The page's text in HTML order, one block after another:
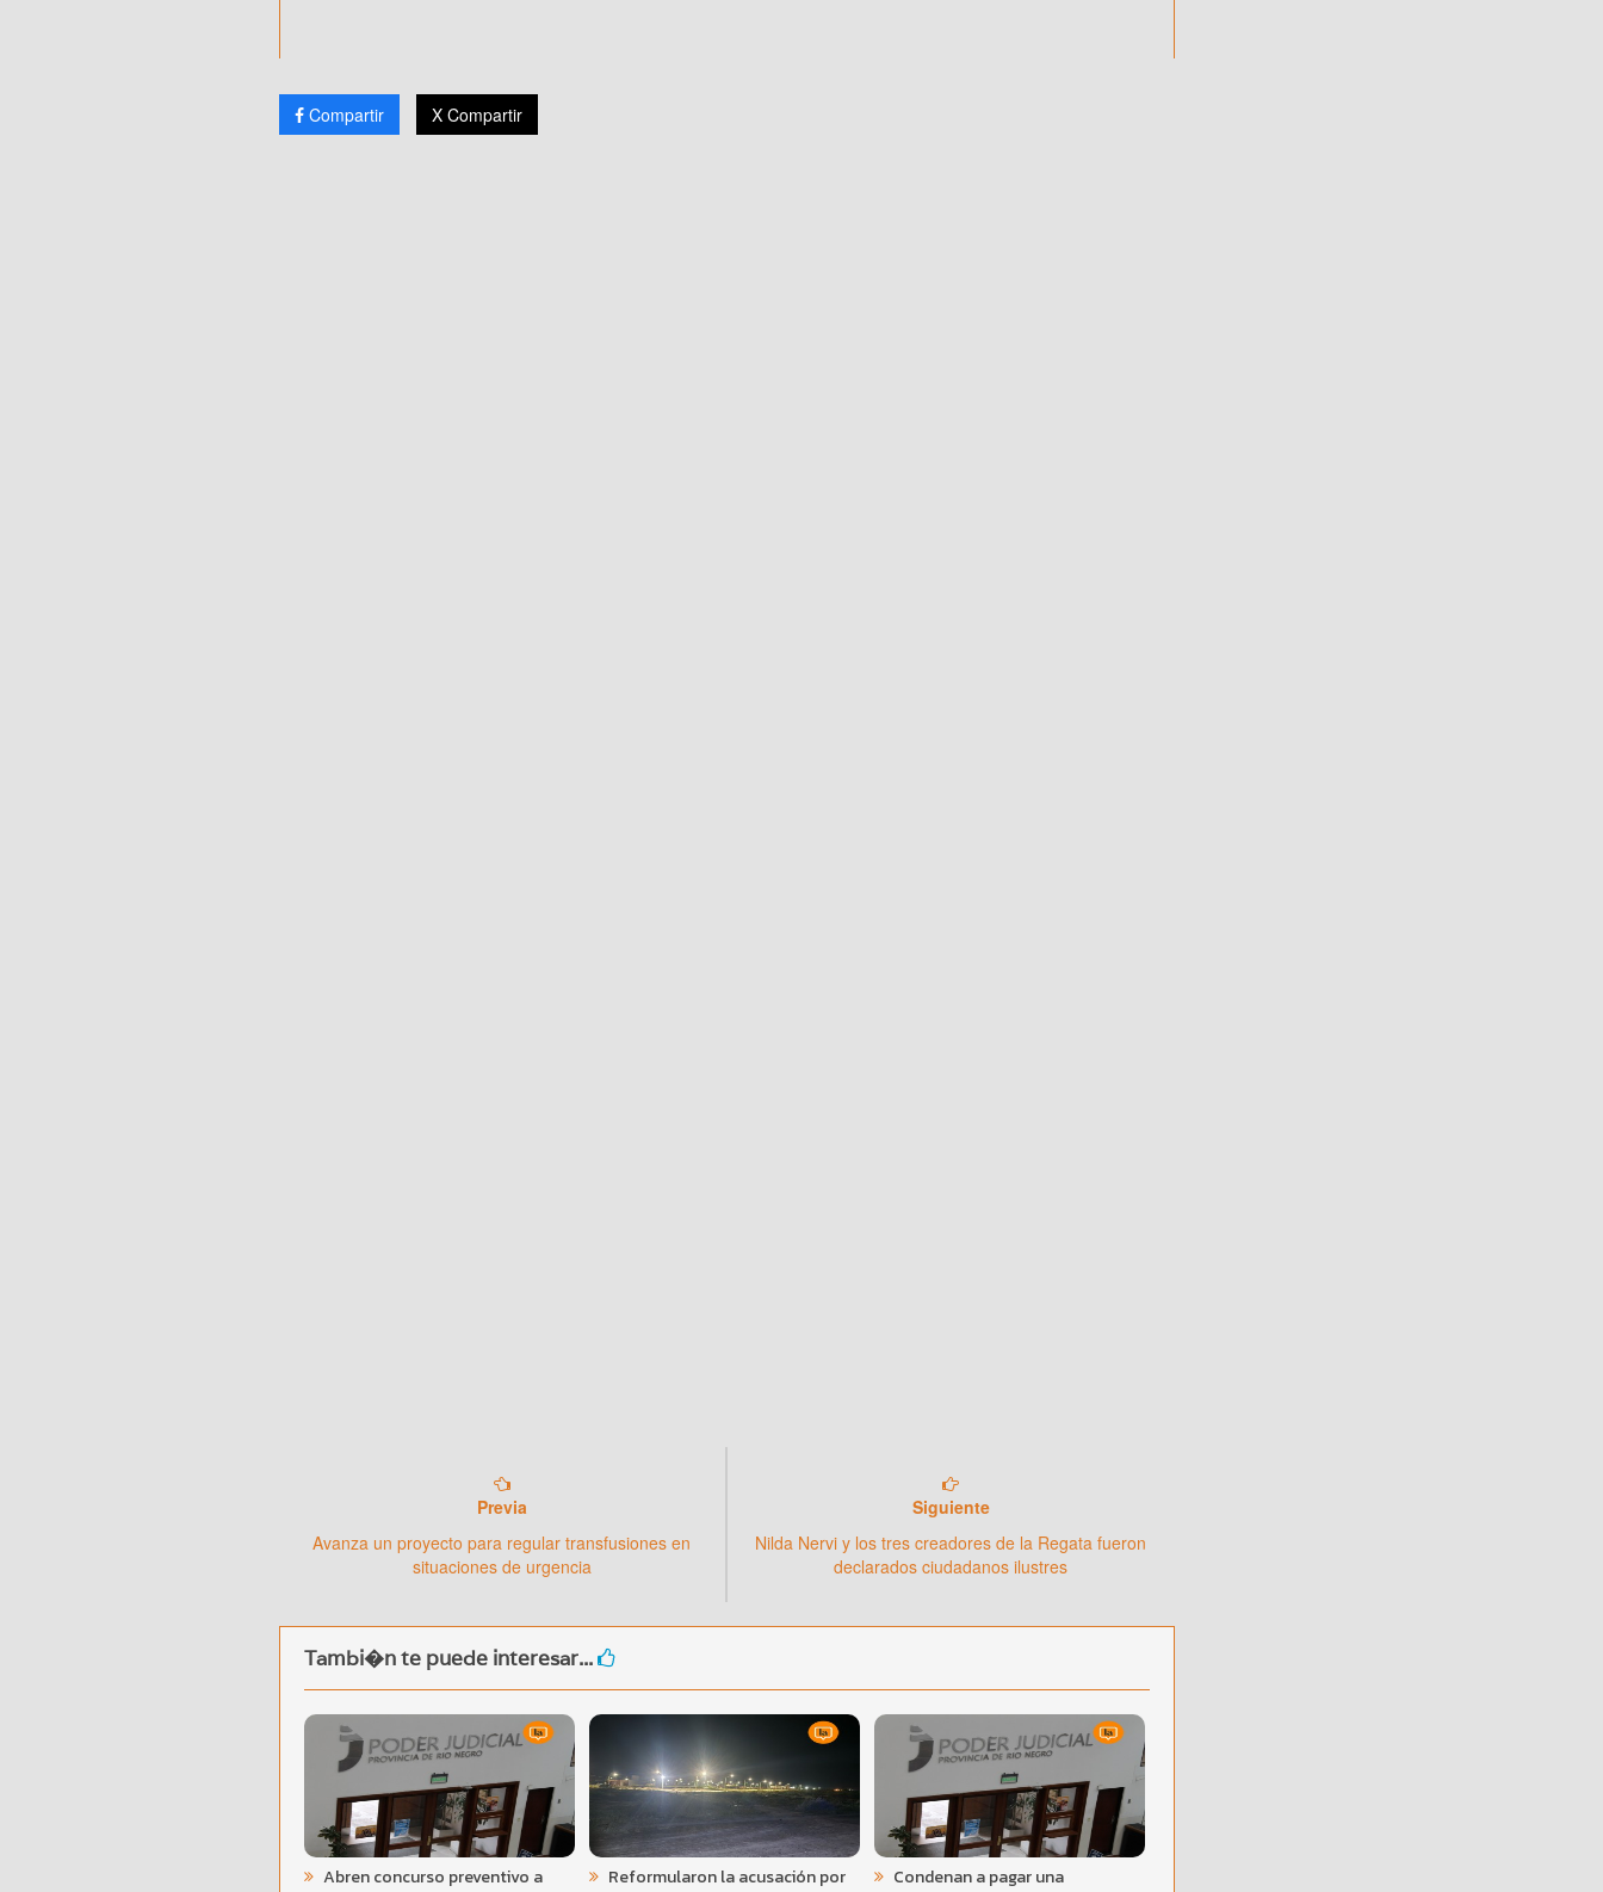
Compartir X Compartir
Previa
Avanza un proyecto para regular transfusiones en
situaciones de urgencia
Siguiente
Nilda Nervi y los tres creadores de la Regata fueron
declarados ciudadanos ilustres
Tambi�n te puede interesar...
Abren concurso preventivo a
Reformularon la acusación por
Condenan a pagar una